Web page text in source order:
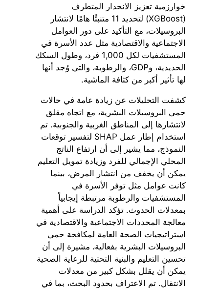
خوارزمية تعزيز الانحدار المتطرف
(XGBoost) لتحديد 11 متنبئًا هامًا لانتشار
البروسيلات، مع التأكيد على دور العوامل
الاجتماعية والاقتصادية مثل عدد الأسرة في
المستشفيات لكل 1,000 فرد، وطول السكك
الحديدية، وGDP، والرطوبة، والتي وُجد أنها
لها تأثير أكبر من كثافة الماشية.
كشفت التحليلات عن زيادة عامة في حالات
حمى البروسيلات البشرية، مع اتجاه مقلق
لانتشارها إلى المناطق الغربية والجنوبية. تم
استخدام إطار عمل SHAP لتفسير توقعات
النموذج، مما يشير إلى أن ارتفاع الناتج
المحلي الإجمالي للفرد وزيادة تمويل التعليم
يمكن أن يخفف من انتشار المرض، بينما
كانت عوامل مثل توفر الأسرة في
المستشفيات والرطوبة مرتبطة إيجابياً
بمعدلات الحدوث. تؤكد الدراسة على أهمية
معالجة المحددات الاجتماعية والاقتصادية في
استراتيجيات الصحة العامة لمكافحة حمى
البروسيلات البشرية بفعالية، مشيرة إلى أن
تحسين التعليم والبنية التحتية للرعاية الصحية
يمكن أن يقلل بشكل كبير من معدلات
الانتقال. تم الاعتراف بحدود البحث، بما في